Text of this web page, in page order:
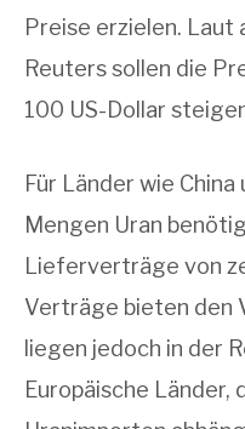
Preise erzielen.
Reuters sollen die
100 US-Dollar
Für Länder wie
Mengen Uran
Lieferverträge von
Verträge bieten den
liegen jedoch in der
Europäische Länder,